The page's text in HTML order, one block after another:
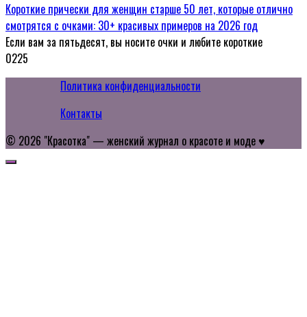
Короткие прически для женщин старше 50 лет, которые отлично
смотрятся с очками: 30+ красивых примеров на 2026 год
Если вам за пятьдесят, вы носите очки и любите короткие
0225
Политика конфиденциальности
Контакты
© 2026 "Красотка" — женский журнал о красоте и моде ♥